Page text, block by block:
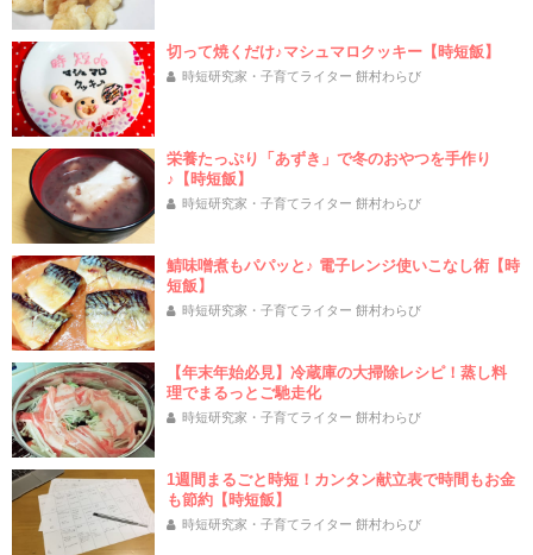
切って焼くだけ♪マシュマロクッキー【時短飯】
時短研究家・子育てライター 餅村わらび
栄養たっぷり「あずき」で冬のおやつを手作り
♪【時短飯】
時短研究家・子育てライター 餅村わらび
鯖味噌煮もパパッと♪ 電子レンジ使いこなし術【時
短飯】
時短研究家・子育てライター 餅村わらび
【年末年始必見】冷蔵庫の大掃除レシピ！蒸し料
理でまるっとご馳走化
時短研究家・子育てライター 餅村わらび
1週間まるごと時短！カンタン献立表で時間もお金
も節約【時短飯】
時短研究家・子育てライター 餅村わらび